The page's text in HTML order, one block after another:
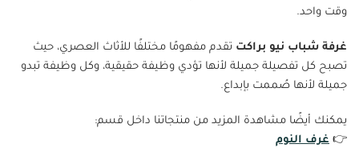
وقت واحد.
غرفة شباب نيو براكت تقدم مفهومًا مختلفًا للأثاث العصري، حيث
تصبح كل تفصيلة جميلة لأنها تؤدي وظيفة حقيقية، وكل وظيفة تبدو
جميلة لأنها صُممت بإبداع.
يمكنك أيضًا مشاهدة المزيد من منتجاتنا داخل قسم:
👉 غرف النوم